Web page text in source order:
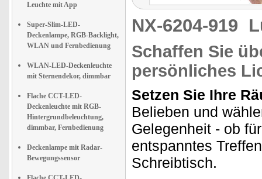
Leuchte mit App
Super-Slim-LED-
Deckenlampe, RGB-Backlight,
WLAN und Fernbedienung
WLAN-LED-Deckenleuchte
mit Sternendekor, dimmbar
Flache CCT-LED-
Deckenleuchte mit RGB-
Hintergrundbeleuchtung,
dimmbar, Fernbedienung
Deckenlampe mit Radar-
Bewegungssensor
NX-6204-919
Schaffen Sie
persönliches
Setzen Sie Ihre
Belieben und
Gelegenheit - ob
entspanntes
Schreibtisch.